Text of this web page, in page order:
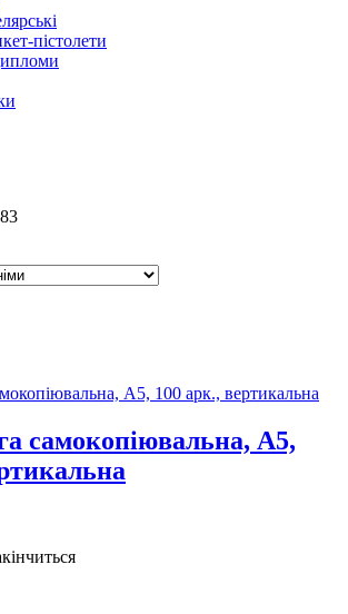
пістолети
Sorted
самокопіювальна, А5,